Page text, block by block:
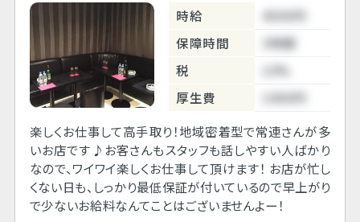
時給
4500円
保障時間
3時間
税
10%
厚生費
1000円
楽しくお仕事して高手取り！地域密着型で常連さんが多
いお店です♪お客さんもスタッフも話しやすい人ばかり
なので、ワイワイ楽しくお仕事して頂けます！ お店が忙し
くない日も、しっかり最低保証が付いているので早上がり
で少ないお給料なんてことはございませんよー！